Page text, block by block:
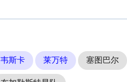
韦斯卡 莱万特 塞图巴尔